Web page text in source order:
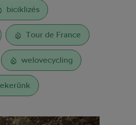
biciklizés
Tour de France
welovecycling